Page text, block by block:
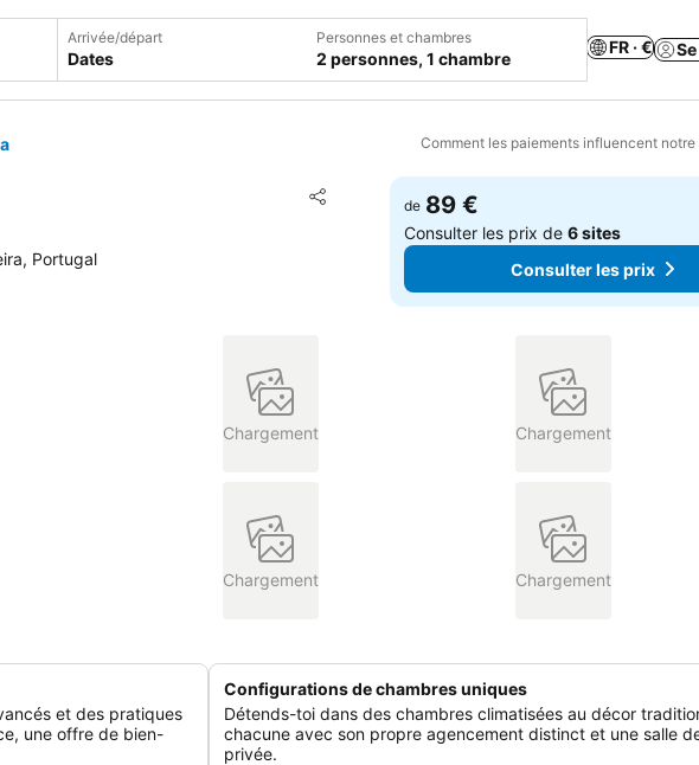
Arrivée/départ
Dates
Personnes et chambres
2 personnes, 1 chambre
FR · €
Comment les paiements influencent
Partager
Ajouter à mes favoris
Portugal
de 89 €
Consulter les prix de6 sites
Consulter les prix
Chargement Chargement
Chargement Chargement
et des pratiques
une offre de bien-
Configurations de chambres uniques
Détends-toi dans des chambres climatisées au décor
chacune avec son propre agencement distinct et une salle
privée.